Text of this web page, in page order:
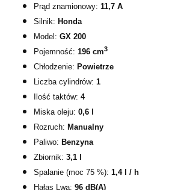
Prąd znamionowy: 11,7 A
Silnik: Honda
Model: GX 200
Pojemność: 196 cm3
Chłodzenie: Powietrze
Liczba cylindrów: 1
Ilość taktów: 4
Miska oleju: 0,6 l
Rozruch: Manualny
Paliwo: Benzyna
Zbiornik: 3,1 l
Spalanie (moc 75 %): 1,4 l / h
Hałas Lwa: 96 dB(A)